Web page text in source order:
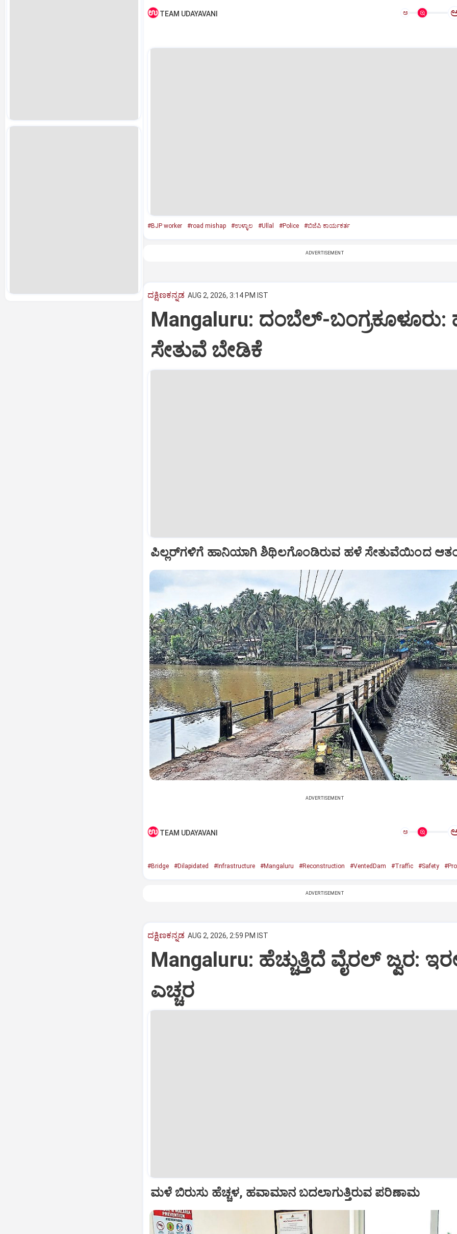
TEAM UDAYAVANI ಅ
#BJP worker #road mishap #ಉಳ್ಳಾಲ #Ullal #Police #ಬಿಜೆಪಿ ಕಾರ್ಯಕರ್ತ
ADVERTISEMENT
ದಕ್ಷಿಣಕನ್ನಡ AUG 2, 2026, 3:14 PM IST
Mangaluru: ದಂಬೆಲ್‌-
ಸೇತುವೆ ಬೇಡಿಕೆ
ಪಿಲ್ಲರ್‌ಗಳಿಗೆ ಹಾನಿಯಾಗಿ ಶಿಥಿಲಗೊಂಡಿರುವ ಹಳೆ ಸೇತುವೆಯಿಂದ
ADVERTISEMENT
TEAM UDAYAVANI ಅ
#Bridge #Dilapidated #Infrastructure #Mangaluru #Reconstruction #VentedDam #Traffic #Safety
ADVERTISEMENT
ದಕ್ಷಿಣಕನ್ನಡ AUG 2, 2026, 2:59 PM IST
Mangaluru: ಹೆಚ್ಚುತ್ತಿದೆ ವೈರಲ್‌ ಜ್ವರ:
ಎಚ್ಚರ
ಮಳೆ ಬಿರುಸು ಹೆಚ್ಚಳ, ಹವಾಮಾನ ಬದಲಾಗುತ್ತಿರುವ ಪರಿಣಾಮ